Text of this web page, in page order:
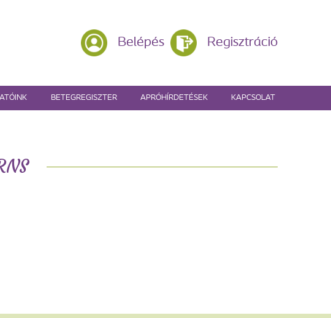
Belépés Regisztráció
BETEGREGISZTER APRÓHÍRDETÉSEK KAPCSOLAT